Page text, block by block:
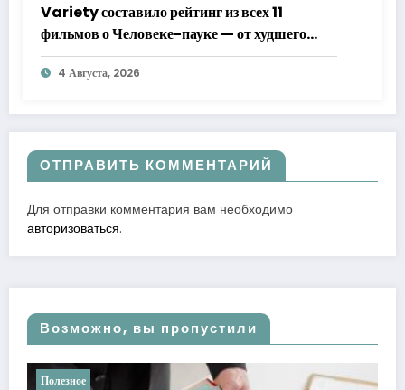
Variety составило рейтинг из всех 11
фильмов о Человеке-пауке — от худшего
к лучшему
4 Августа, 2026
ОТПРАВИТЬ КОММЕНТАРИЙ
Для отправки комментария вам необходимо
авторизоваться.
Возможно, вы пропустили
Полезное